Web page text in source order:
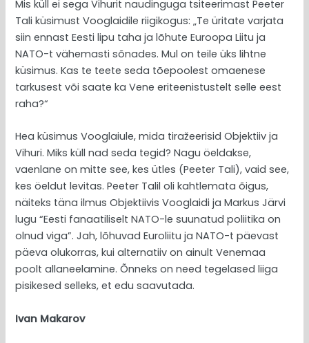
Mis küll ei sega Vihurit naudinguga tsiteerimast Peeter
Tali küsimust Vooglaidile riigikogus: „Te üritate varjata
siin ennast Eesti lipu taha ja lõhute Euroopa Liitu ja
NATO-t vähemasti sõnades. Mul on teile üks lihtne
küsimus. Kas te teete seda tõepoolest omaenese
tarkusest või saate ka Vene eriteenistustelt selle eest
raha?“
Hea küsimus Vooglaiule, mida tiražeerisid Objektiiv ja
Vihuri. Miks küll nad seda tegid? Nagu öeldakse,
vaenlane on mitte see, kes ütles (Peeter Tali), vaid see,
kes öeldut levitas. Peeter Talil oli kahtlemata õigus,
näiteks täna ilmus Objektiivis Vooglaidi ja Markus Järvi
lugu “Eesti fanaatiliselt NATO-le suunatud poliitika on
olnud viga”. Jah, lõhuvad Euroliitu ja NATO-t päevast
päeva olukorras, kui alternatiiv on ainult Venemaa
poolt allaneelamine. Õnneks on need tegelased liiga
pisikesed selleks, et edu saavutada.
Ivan Makarov